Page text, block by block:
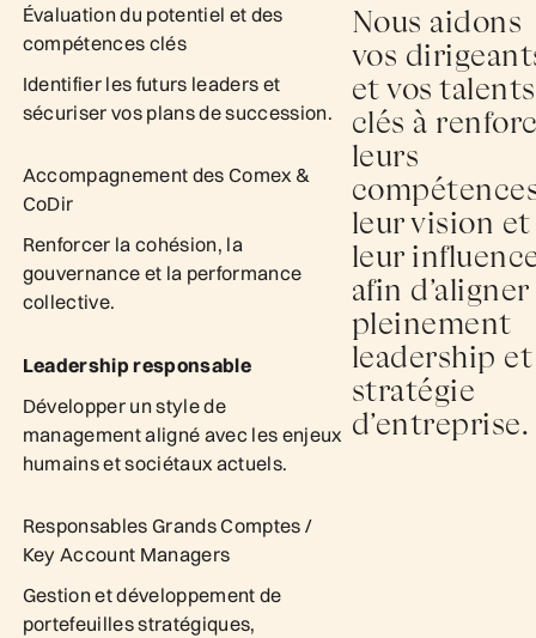
Évaluation du potentiel et des
compétences clés
Identifier les futurs leaders et
sécuriser vos plans de succession.
Accompagnement des Comex &
CoDir
Renforcer la cohésion, la
gouvernance et la performance
collective.
Leadership responsable
Développer un style de
management aligné avec les enjeux
humains et sociétaux actuels.
Responsables Grands Comptes /
Key Account Managers
Gestion et développement de
portefeuilles stratégiques,
Nous aidons
vos
et vos talents
clés à
leurs
leur vision et
leur
afin d’aligner
pleinement
leadership et
stratégie
d’entreprise.